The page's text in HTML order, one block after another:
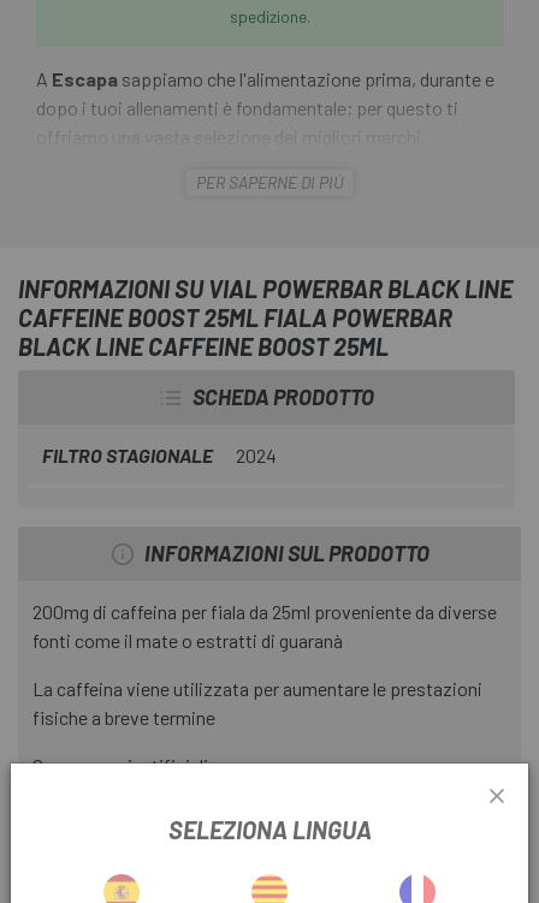
spedizione.
A Escapa sappiamo che l'alimentazione prima, durante e
dopo i tuoi allenamenti è fondamentale; per questo ti
offriamo una vasta selezione dei migliori marchi.
Vuoi aumentare la tua concentrazione e le tue prestazioni
diverse fonti come il mate o l'estratto di guaranà. Prova
questo rapido apporto di caffeina a cui molti atleti
ricorrono durante l'allenamento e la competizione.
PER SAPERNE DI PIÙ
INFORMAZIONI SU VIAL POWERBAR BLACK LINE
CAFFEINE BOOST 25ML FIALA POWERBAR
BLACK LINE CAFFEINE BOOST 25ML
SCHEDA PRODOTTO
FILTRO STAGIONALE 2024
INFORMAZIONI SUL PRODOTTO
200mg di caffeina per fiala da 25ml proveniente da diverse
fonti come il mate o estratti di guaranà
La caffeina viene utilizzata per aumentare le prestazioni
fisiche a breve termine
Senza aromi artificiali
d'arancia da concentrato, estratto di erba mate (1,5%),
SELEZIONA LINGUA